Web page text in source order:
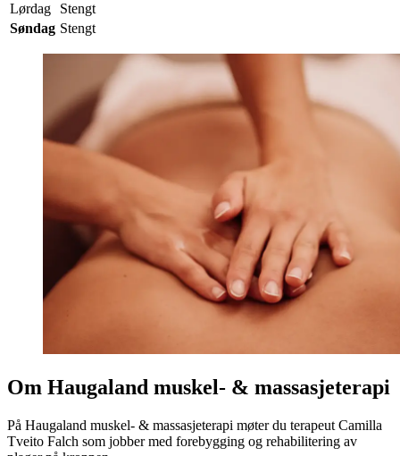
Lørdag
Stengt
Søndag Stengt
Om Haugaland muskel- & massasjeterapi
På Haugaland muskel- & massasjeterapi møter du terapeut Camilla
Tveito Falch som jobber med forebygging og rehabilitering av